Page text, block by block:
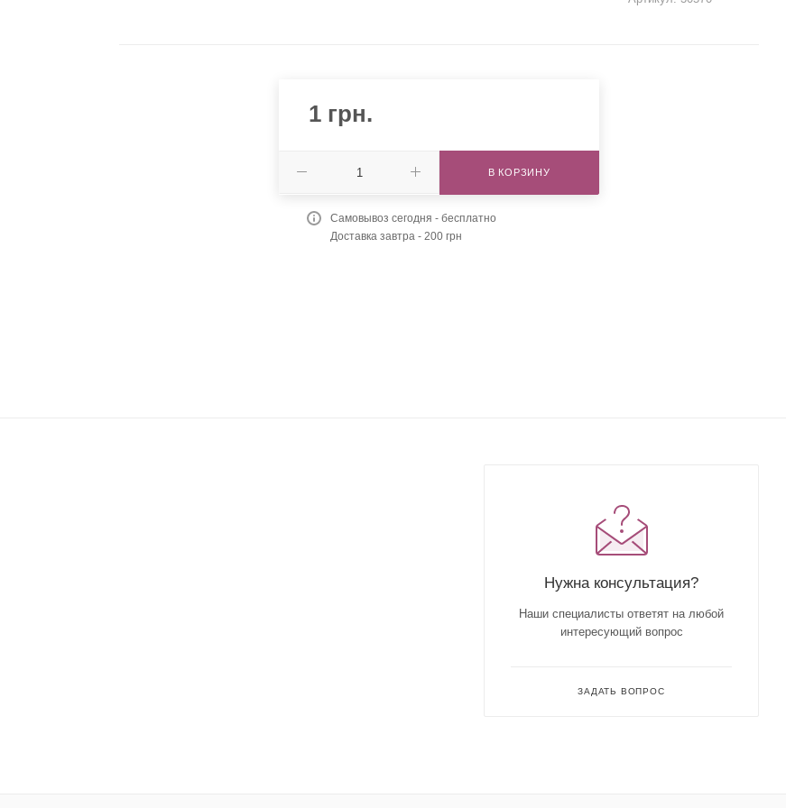
1 грн.
В КОРЗИНУ
Самовывоз сегодня - бесплатно
Доставка завтра - 200 грн
Нужна консультация?
Наши специалисты ответят на любой
интересующий вопрос
ЗАДАТЬ ВОПРОС